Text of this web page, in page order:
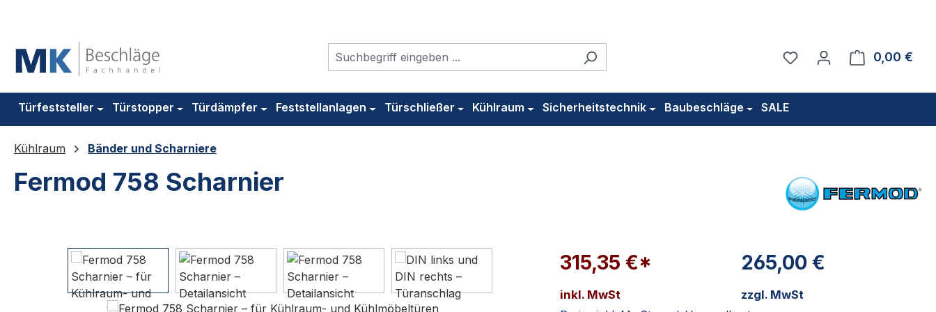
Du hast 0 Produkte auf
0,00 €
Türfeststeller Türstopper Türdämpfer Feststellanlagen Türschließer Kühlraum Sicherheitstechnik Baubeschläge SALE
Kühlraum Bänder und Scharniere
Fermod 758 Scharnier
315,35 €*
inkl. MwSt
265,00 €
zzgl. MwSt